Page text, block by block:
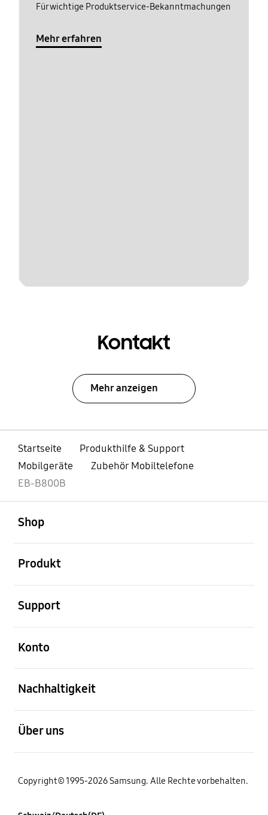
Für wichtige Produktservice-Bekanntmachungen
Mehr erfahren
Kontakt
Mehr anzeigen
Startseite
Produkthilfe & Support
Mobilgeräte
Zubehör Mobiltelefone
EB-B800B
Shop
Produkt
Support
Konto
Nachhaltigkeit
Über uns
Copyright© 1995-2026 Samsung. Alle Rechte vorbehalten.